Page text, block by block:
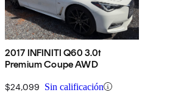
2017 INFINITI Q60 3.0t
Premium Coupe AWD
$24,099 Sin calificación